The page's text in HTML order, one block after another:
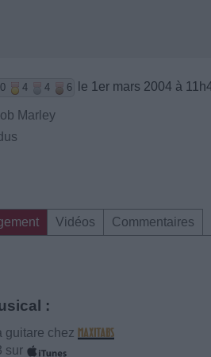
4 4 6 le 1er mars 2004 à
Marley
Vidéos Commentaires
:
guitare chez
sur